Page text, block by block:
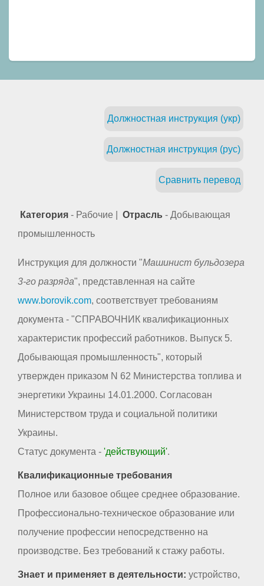
Должностная инструкция (укр)
Должностная инструкция (рус)
Сравнить перевод
Категория - Рабочие | Отрасль - Добывающая
промышленность
Инструкция для должности "Машинист бульдозера
3-го разряда", представленная на сайте
www.borovik.com, соответствует требованиям
документа - "СПРАВОЧНИК квалификационных
характеристик профессий работников. Выпуск 5.
Добывающая промышленность", который
утвержден приказом N 62 Министерства топлива и
энергетики Украины 14.01.2000. Согласован
Министерством труда и социальной политики
Украины.
Статус документа - 'действующий'.
Квалификационные требования
Полное или базовое общее среднее образование.
Профессионально-техническое образование или
получение профессии непосредственно на
производстве. Без требований к стажу работы.
Знает и применяет в деятельности: устройство,